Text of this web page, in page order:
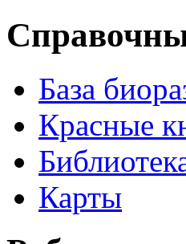
База
Красные
Карты